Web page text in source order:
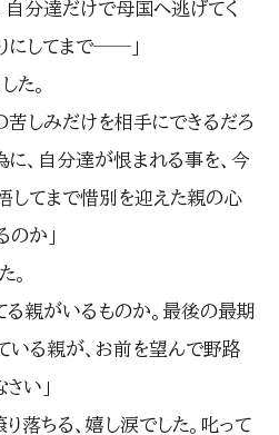
、自分達だけで母国へ逃げてく
にしてまで──」
た。
苦しみだけを相手にできるだろ
に、自分達が恨まれる事を、今
してまで惜別を迎えた親の心
のか」
。
る親がいるものか。最後の最期
いる親が、お前を望んで野路
い」
落ちる、嬉し涙でした。叱って